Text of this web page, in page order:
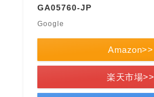
GA05760-JP
Google
Amazon>>
楽天市場>>